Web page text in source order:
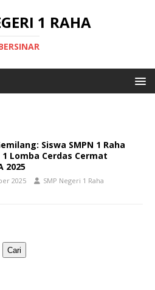
1 RAHA
Siswa SMPN 1 Raha
1 Lomba Cerdas Cermat
2025
2025 SMP Negeri 1 Raha
Cari